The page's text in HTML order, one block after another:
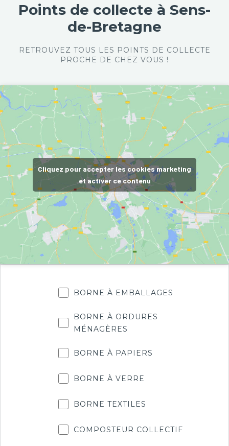
Points de collecte à Sens-
de-Bretagne
RETROUVEZ TOUS LES POINTS DE COLLECTE
PROCHE DE CHEZ VOUS !
BORNE À EMBALLAGES
BORNE À ORDURES
MÉNAGÈRES
BORNE À PAPIERS
BORNE À VERRE
BORNE TEXTILES
COMPOSTEUR COLLECTIF
Cliquez pour accepter les cookies marketing
et activer ce contenu